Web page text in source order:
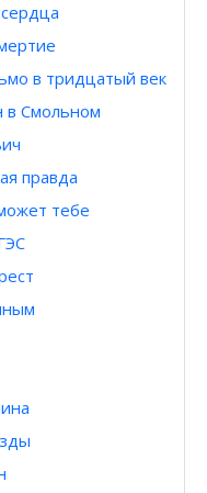
в тридцатый век
в Смольном
правда
тебе